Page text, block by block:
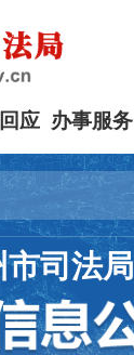
应 办事服务
市司法局